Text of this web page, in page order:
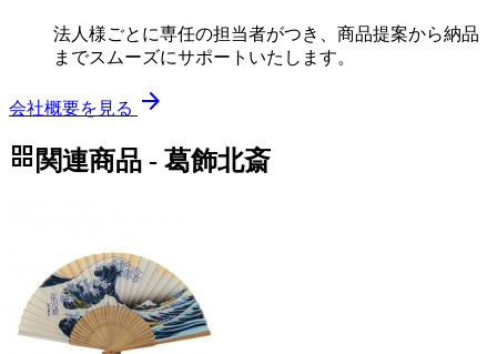
法人様ごとに専任の担当者がつき、商品提案から納品
までスムーズにサポートいたします。
会社概要を見る arrow_forward
grid_view 関連商品 - 葛飾北斎